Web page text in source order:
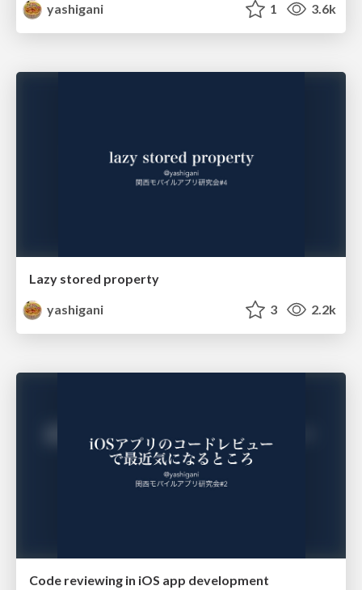
yashigani
1 3.6k
Lazy stored property
yashigani
3 2.2k
Code reviewing in iOS app development